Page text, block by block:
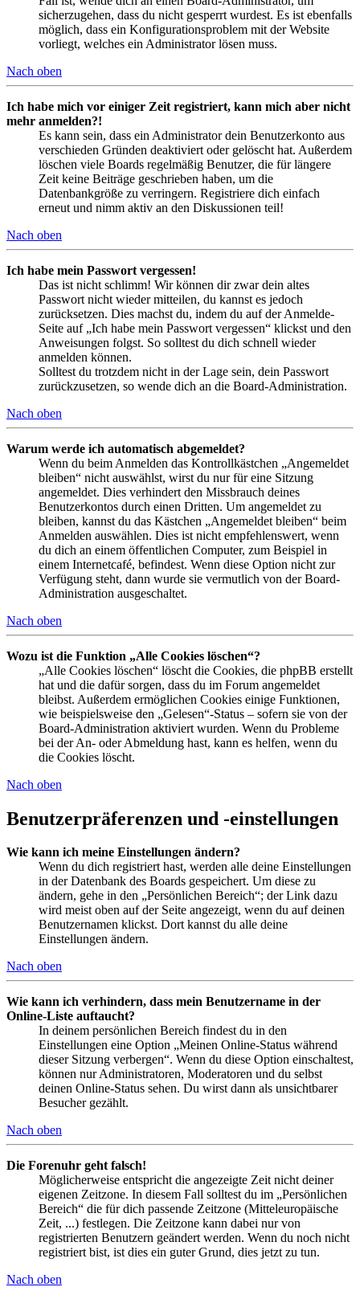
sicherzugehen, dass du nicht gesperrt wurdest. Es ist ebenfalls
möglich, dass ein Konfigurationsproblem mit der Website
vorliegt, welches ein Administrator lösen muss.
Nach oben
Ich habe mich vor einiger Zeit registriert, kann mich aber nicht
mehr anmelden?!
Es kann sein, dass ein Administrator dein Benutzerkonto aus
verschieden Gründen deaktiviert oder gelöscht hat. Außerdem
löschen viele Boards regelmäßig Benutzer, die für längere
Zeit keine Beiträge geschrieben haben, um die
Datenbankgröße zu verringern. Registriere dich einfach
erneut und nimm aktiv an den Diskussionen teil!
Nach oben
Ich habe mein Passwort vergessen!
Das ist nicht schlimm! Wir können dir zwar dein altes
Passwort nicht wieder mitteilen, du kannst es jedoch
zurücksetzen. Dies machst du, indem du auf der Anmelde-
Seite auf „Ich habe mein Passwort vergessen“ klickst und den
Anweisungen folgst. So solltest du dich schnell wieder
anmelden können.
Solltest du trotzdem nicht in der Lage sein, dein Passwort
zurückzusetzen, so wende dich an die Board-Administration.
Nach oben
Warum werde ich automatisch abgemeldet?
Wenn du beim Anmelden das Kontrollkästchen „Angemeldet
bleiben“ nicht auswählst, wirst du nur für eine Sitzung
angemeldet. Dies verhindert den Missbrauch deines
Benutzerkontos durch einen Dritten. Um angemeldet zu
bleiben, kannst du das Kästchen „Angemeldet bleiben“ beim
Anmelden auswählen. Dies ist nicht empfehlenswert, wenn
du dich an einem öffentlichen Computer, zum Beispiel in
einem Internetcafé, befindest. Wenn diese Option nicht zur
Verfügung steht, dann wurde sie vermutlich von der Board-
Administration ausgeschaltet.
Nach oben
Wozu ist die Funktion „Alle Cookies löschen“?
„Alle Cookies löschen“ löscht die Cookies, die phpBB erstellt
hat und die dafür sorgen, dass du im Forum angemeldet
bleibst. Außerdem ermöglichen Cookies einige Funktionen,
wie beispielsweise den „Gelesen“-Status – sofern sie von der
Board-Administration aktiviert wurden. Wenn du Probleme
bei der An- oder Abmeldung hast, kann es helfen, wenn du
die Cookies löscht.
Nach oben
Benutzerpräferenzen und -einstellungen
Wie kann ich meine Einstellungen ändern?
Wenn du dich registriert hast, werden alle deine Einstellungen
in der Datenbank des Boards gespeichert. Um diese zu
ändern, gehe in den „Persönlichen Bereich“; der Link dazu
wird meist oben auf der Seite angezeigt, wenn du auf deinen
Benutzernamen klickst. Dort kannst du alle deine
Einstellungen ändern.
Nach oben
Wie kann ich verhindern, dass mein Benutzername in der
Online-Liste auftaucht?
In deinem persönlichen Bereich findest du in den
Einstellungen eine Option „Meinen Online-Status während
dieser Sitzung verbergen“. Wenn du diese Option einschaltest,
können nur Administratoren, Moderatoren und du selbst
deinen Online-Status sehen. Du wirst dann als unsichtbarer
Besucher gezählt.
Nach oben
Die Forenuhr geht falsch!
Möglicherweise entspricht die angezeigte Zeit nicht deiner
eigenen Zeitzone. In diesem Fall solltest du im „Persönlichen
Bereich“ die für dich passende Zeitzone (Mitteleuropäische
Zeit, ...) festlegen. Die Zeitzone kann dabei nur von
registrierten Benutzern geändert werden. Wenn du noch nicht
registriert bist, ist dies ein guter Grund, dies jetzt zu tun.
Nach oben